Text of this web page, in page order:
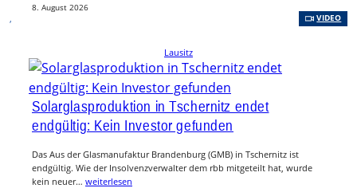
VIDEO
8. August 2026
Lausitz
Solarglasproduktion in Tschernitz endet
endgültig: Kein Investor gefunden
Das Aus der Glasmanufaktur Brandenburg (GMB) in Tschernitz ist
endgültig. Wie der Insolvenzverwalter dem rbb mitgeteilt hat, wurde
kein neuer… weiterlesen